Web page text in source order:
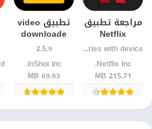
مراجعة تطبيق
Netflix
للاندرويد: هل
ما زال ملك
البث الترفيهي
Varies with device
Netflix Inc.‏
215.71 MB
تطبيق video
downloade
لتحميل
الفيديوهات
بسهولة
2.5.9
InShot Inc.‏
69.93 MB